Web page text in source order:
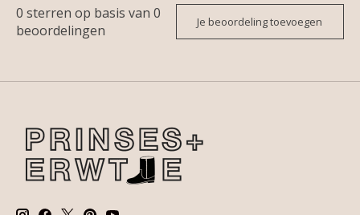
0 sterren op basis van 0
beoordelingen
Je beoordeling toevoegen